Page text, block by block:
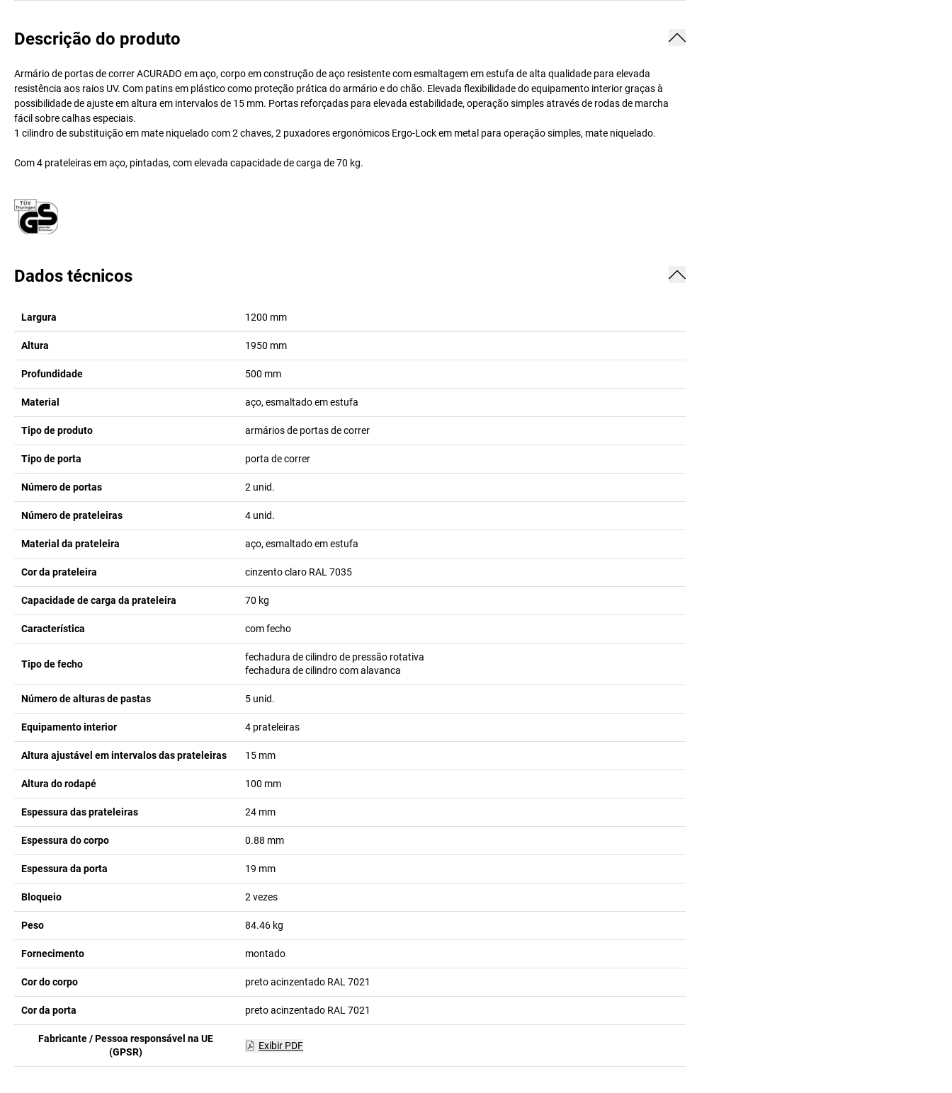
Descrição do produto
Armário de portas de correr ACURADO em aço, corpo em construção de aço resistente com esmaltagem em estufa de alta qualidade para elevada
resistência aos raios UV. Com patins em plástico como proteção prática do armário e do chão. Elevada flexibilidade do equipamento interior graças à
possibilidade de ajuste em altura em intervalos de 15 mm. Portas reforçadas para elevada estabilidade, operação simples através de rodas de marcha
fácil sobre calhas especiais.
1 cilindro de substituição em mate niquelado com 2 chaves, 2 puxadores ergonómicos Ergo-Lock em metal para operação simples, mate niquelado.
Com 4 prateleiras em aço, pintadas, com elevada capacidade de carga de 70 kg.
Dados técnicos
Largura 1200 mm
Altura 1950 mm
Profundidade 500 mm
Material aço, esmaltado em estufa
Tipo de produto armários de portas de correr
Tipo de porta porta de correr
Número de portas 2 unid.
Número de prateleiras 4 unid.
Material da prateleira aço, esmaltado em estufa
Cor da prateleira cinzento claro RAL 7035
Capacidade de carga da prateleira 70 kg
Característica com fecho
Tipo de fecho
fechadura de cilindro de pressão rotativa
fechadura de cilindro com alavanca
Número de alturas de pastas 5 unid.
Equipamento interior 4 prateleiras
Altura ajustável em intervalos das prateleiras 15 mm
Altura do rodapé 100 mm
Espessura das prateleiras 24 mm
Espessura do corpo 0.88 mm
Espessura da porta 19 mm
Bloqueio 2 vezes
Peso 84.46 kg
Fornecimento montado
Cor do corpo preto acinzentado RAL 7021
Cor da porta preto acinzentado RAL 7021
Fabricante / Pessoa responsável na UE
(GPSR)
Exibir PDF